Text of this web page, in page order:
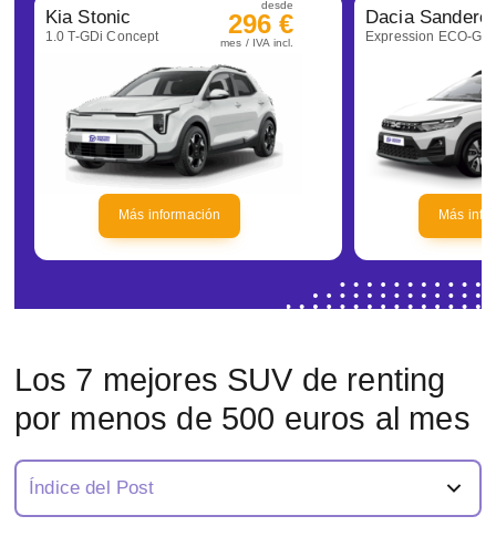
Kia Stonic
1.0 T-GDi Concept
desde
296 €
mes / IVA incl.
Más información Más
Los 7 mejores SUV de renting
por menos de 500 euros al mes
Índice del Post